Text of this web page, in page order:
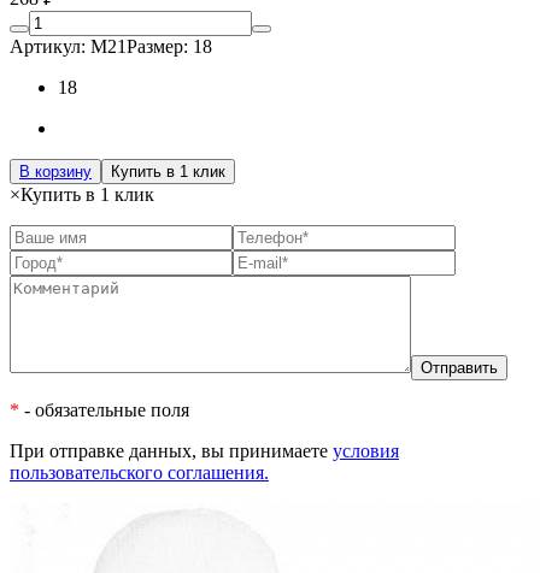
Артикул: М21Размер: 18
18
В корзину Купить в 1 клик
×Купить в 1 клик
* - обязательные поля
При отправке данных, вы принимаете условия
пользовательского соглашения.